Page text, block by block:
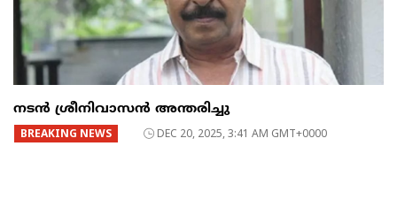
നടൻ ശ്രീനിവാസൻ അന്തരിച്ചു
BREAKING NEWS DEC 20, 2025, 3:41 AM GMT+0000